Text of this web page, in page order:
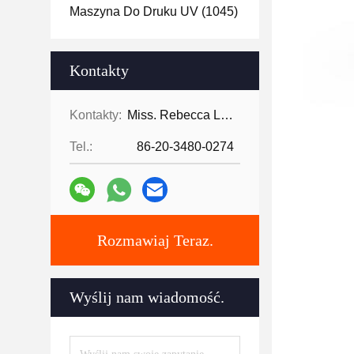
Maszyna Do Druku UV (1045)
Kontakty
Kontakty: Miss. Rebecca Lee
Tel.: 86-20-3480-0274
Rozmawiaj Teraz.
Wyślij nam wiadomość.